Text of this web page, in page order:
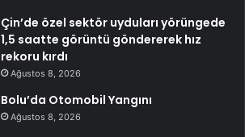
Çin’de özel sektör uyduları yörüngede
1,5 saatte görüntü göndererek hız
rekoru kırdı
Ağustos 8, 2026
Bolu’da Otomobil Yangını
Ağustos 8, 2026